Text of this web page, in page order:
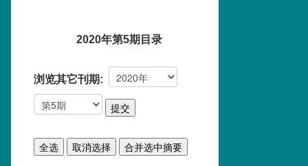
2020年第5期目录
浏览其它刊期: